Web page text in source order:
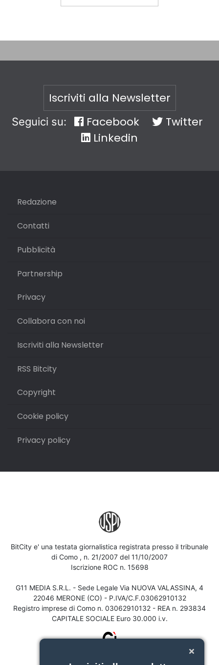
Iscriviti alla Newsletter
Seguici su: Facebook
Twitter
Linkedin
Redazione
Contatti
Pubblicità
Partnership
Privacy
Collabora con noi
Iscriviti alla Newsletter
RSS Bitcity
Copyright
Cookie policy
Privacy policy
BitCity e' una testata giornalistica registrata presso il tribunale
di Como , n. 21/2007 del 11/10/2007
Iscrizione ROC n. 15698
G11 MEDIA S.R.L. - Sede Legale Via NUOVA VALASSINA, 4
22046 MERONE (CO) - P.IVA/C.F.03062910132
Registro imprese di Como n. 03062910132 - REA n. 293834
CAPITALE SOCIALE Euro 30.000 i.v.